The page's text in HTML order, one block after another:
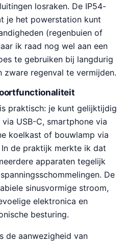
losraken. De IP54-
je het powerstation kunt
(regenbuien of
ik raad nog wel aan een
te gebruiken bij langdurig
zware regenval te vermijden.
praktisch: je kunt gelijktijdig
USB-C, smartphone via
koelkast of bouwlamp via
de praktijk merkte ik dat
apparaten tegelijk
De
sinusvormige stroom,
elektronica en
besturing.
de aanwezigheid van